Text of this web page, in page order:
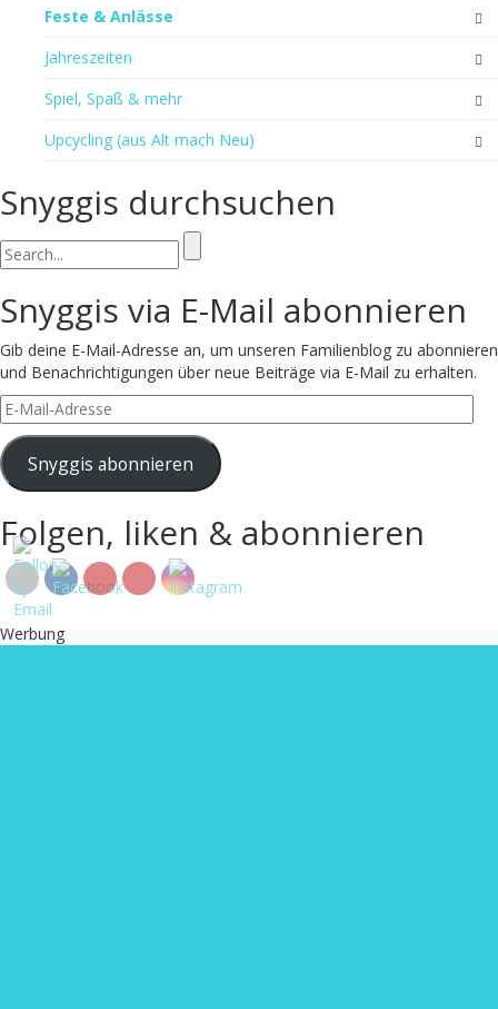
Feste & Anlässe
Jahreszeiten
Spiel, Spaß & mehr
Upcycling (aus Alt mach Neu)
Snyggis durchsuchen
Search
for:
Snyggis via E-Mail abonnieren
Gib deine E-Mail-Adresse an, um unseren Familienblog zu abonnieren
und Benachrichtigungen über neue Beiträge via E-Mail zu erhalten.
E-
Mail-
Adresse
Snyggis abonnieren
Folgen, liken & abonnieren
Werbung